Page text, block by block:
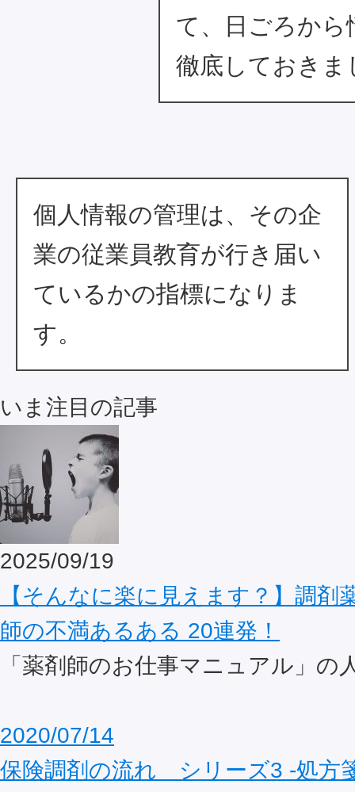
て、日ごろから
徹底しておきま
個人情報の管理は、その企
業の従業員教育が行き届い
ているかの指標になりま
す。
いま注目の記事
2025/09/19
【そんなに楽に見えます？】調剤
師の不満あるある 20連発！
「薬剤師のお仕事マニュアル」の
2020/07/14
保険調剤の流れ シリーズ3 ‐処方